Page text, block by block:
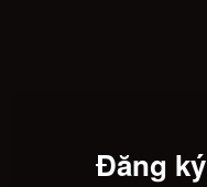
Đăng